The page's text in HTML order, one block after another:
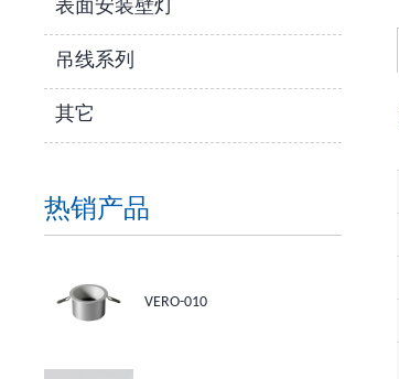
表面安装壁灯
吊线系列
其它
热销产品
VERO-010